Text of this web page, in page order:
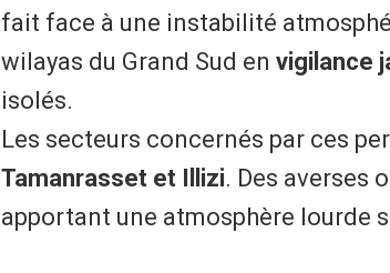
fait face à une instabilité
wilayas du Grand Sud en vigilance
isolés.
Les secteurs concernés par ces
Tamanrasset et Illizi. Des averses
apportant une atmosphère lourde